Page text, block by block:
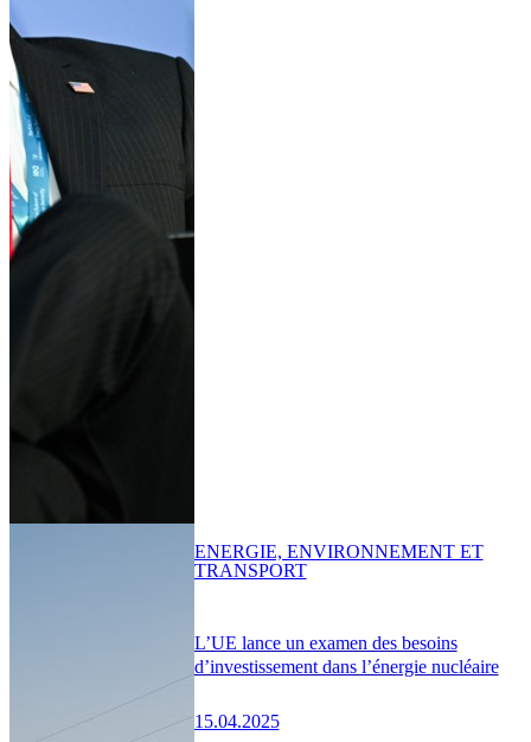
L’UE lance un examen des besoins
d’investissement dans l’énergie nucléaire
15.04.2025
ENERGIE, ENVIRONNEMENT ET
TRANSPORT